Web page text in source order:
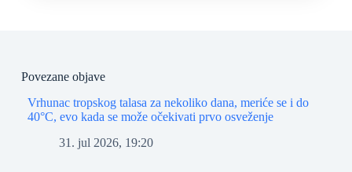
Povezane objave
Vrhunac tropskog talasa za nekoliko dana, meriće se i do
40°C, evo kada se može očekivati prvo osveženje
31. jul 2026, 19:20